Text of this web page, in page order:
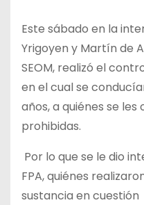
Este sábado en la
Yrigoyen y Martín de
SEOM, realizó el
en el cual se
años, a quiénes se
prohibidas.
Por lo que se le dio
FPA, quiénes
sustancia en cuestión